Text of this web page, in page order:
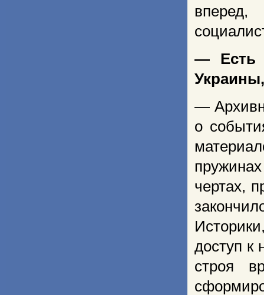
— Есть
—
о
чертах,
доступ к
строя